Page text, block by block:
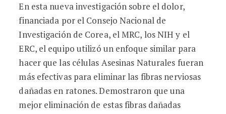
En esta nueva investigación sobre el dolor,
financiada por el Consejo Nacional de
Investigación de Corea, el MRC, los NIH y el
ERC, el equipo utilizó un enfoque similar para
hacer que las células Asesinas Naturales fueran
más efectivas para eliminar las fibras nerviosas
dañadas en ratones. Demostraron que una
mejor eliminación de estas fibras dañadas